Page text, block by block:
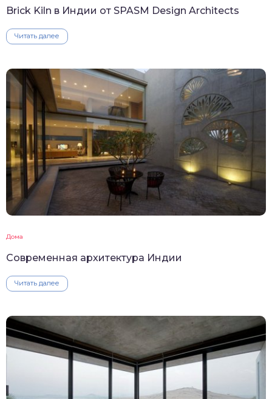
Brick Kiln в Индии от SPASM Design Architects
Читать далее
Дома
Современная архитектура Индии
Читать далее